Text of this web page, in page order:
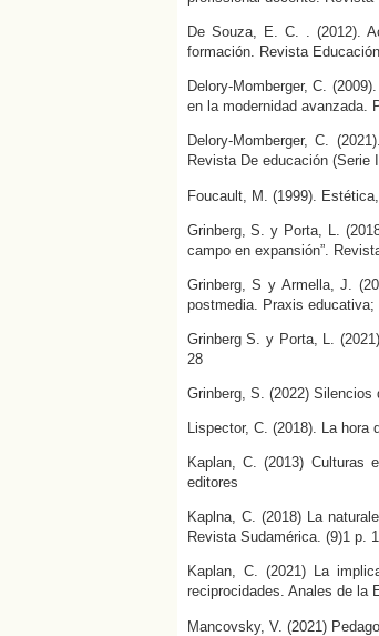
De Souza, E. C. . (2012).
formación. Revista
Delory-Momberger, C.
en la modernidad avanzada.
Delory-Momberger, C.
Revista De educación (Serie
Foucault, M. (1999).
Grinberg, S. y Porta, L.
campo en expansión”.
Grinberg, S y Armella, J.
postmedia. Praxis educativa;
Grinberg S. y Porta, L.
28
Grinberg, S. (2022)
Lispector, C. (2018). La hora
Kaplan, C. (2013) Culturas
editores
Kaplna, C. (2018) La
Revista Sudamérica. (9)1 p.
Kaplan, C. (2021) La
reciprocidades. Anales de la
Mancovsky, V. (2021)